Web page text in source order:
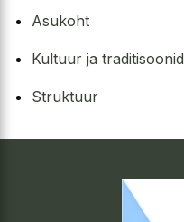
Asukoht
Kultuur ja traditisoonid
Struktuur